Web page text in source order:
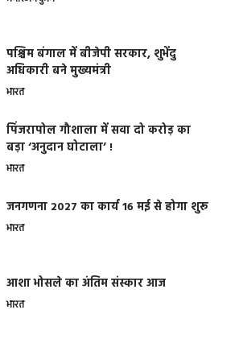
पश्चिम बंगाल में बीजेपी सरकार, शुभेंदु
अधिकारी बने मुख्यमंत्री
भारत
​पिंजरापोल गौशाला में सवा दो करोड़ का
बड़ा ‘अनुदान घोटाला’ !
भारत
जनगणना 2027 का कार्य 16 मई से होगा शुरू
भारत
आशा भोसले का अंतिम संस्कार आज
भारत